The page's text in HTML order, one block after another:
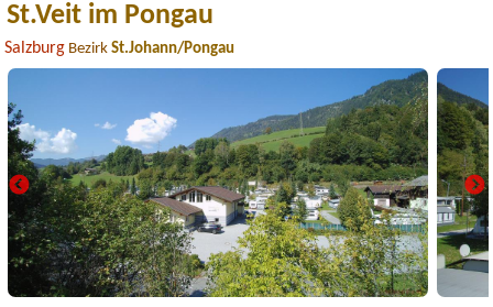
St.Veit im Pongau
Salzburg BezirkSt.Johann/Pongau